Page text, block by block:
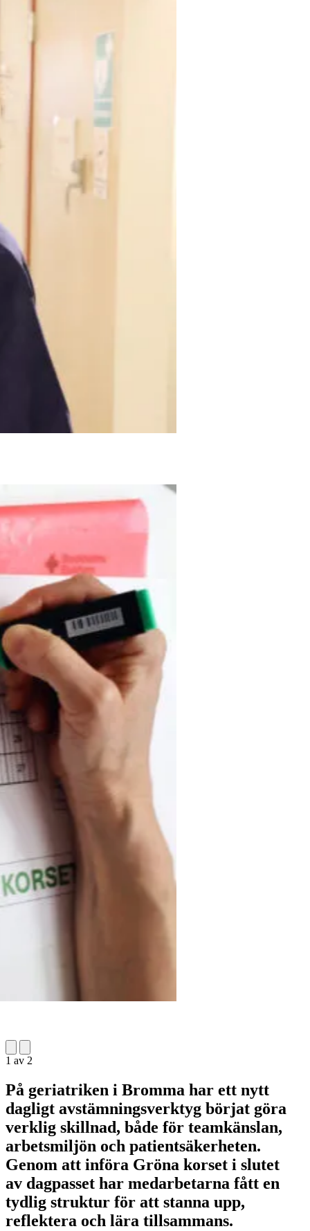
1 av 2
På geriatriken i Bromma har ett nytt
dagligt avstämningsverktyg börjat göra
verklig skillnad, både för teamkänslan,
arbetsmiljön och patientsäkerheten.
Genom att införa Gröna korset i slutet
av dagpasset har medarbetarna fått en
tydlig struktur för att stanna upp,
reflektera och lära tillsammans.